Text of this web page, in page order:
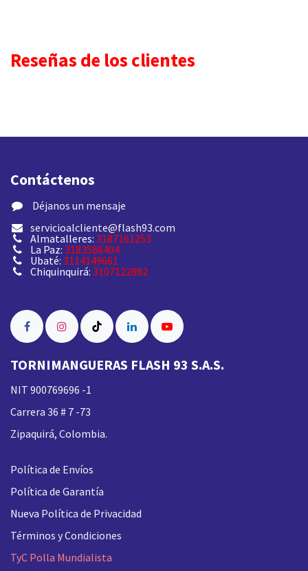
Reseñas de los clientes
Contáctenos
​ Déjanos un mensaje
servicioalcliente@flash93.com
Almatalleres: 3187161253
La Paz: 3183586404
Ubaté: 3114149661
Chiquinquirá: 3107122882
TORNIMANGUERAS FLASH 93 S.A.S.
NIT 900769696 -1
Carrera 36 # 7 -73
Zipaquirá, Colombia.
Política de Envíos
Política de Garantía
Nueva Política de Privacidad
Términos y Condiciones
TyC Polla Mundialista